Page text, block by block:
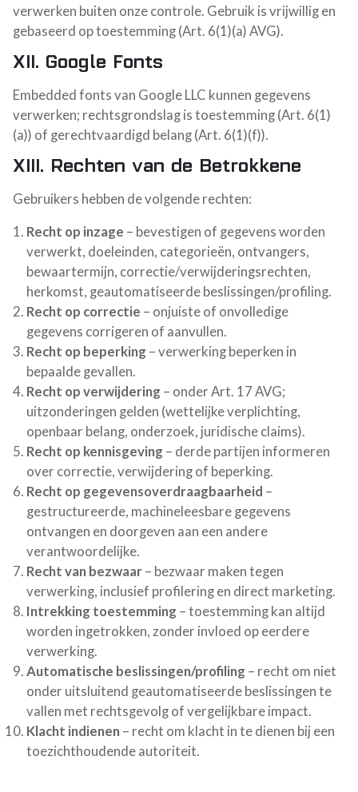
verwerken buiten onze controle. Gebruik is vrijwillig en
gebaseerd op toestemming (Art. 6(1)(a) AVG).
XII. Google Fonts
Embedded fonts van Google LLC kunnen gegevens
verwerken; rechtsgrondslag is toestemming (Art. 6(1)
(a)) of gerechtvaardigd belang (Art. 6(1)(f)).
XIII. Rechten van de Betrokkene
Gebruikers hebben de volgende rechten:
Recht op inzage – bevestigen of gegevens worden
verwerkt, doeleinden, categorieën, ontvangers,
bewaartermijn, correctie/verwijderingsrechten,
herkomst, geautomatiseerde beslissingen/profiling.
Recht op correctie – onjuiste of onvolledige
gegevens corrigeren of aanvullen.
Recht op beperking – verwerking beperken in
bepaalde gevallen.
Recht op verwijdering – onder Art. 17 AVG;
uitzonderingen gelden (wettelijke verplichting,
openbaar belang, onderzoek, juridische claims).
Recht op kennisgeving – derde partijen informeren
over correctie, verwijdering of beperking.
Recht op gegevensoverdraagbaarheid –
gestructureerde, machineleesbare gegevens
ontvangen en doorgeven aan een andere
verantwoordelijke.
Recht van bezwaar– bezwaar maken tegen
verwerking, inclusief profilering en direct marketing.
Intrekking toestemming – toestemming kan altijd
worden ingetrokken, zonder invloed op eerdere
verwerking.
Automatische beslissingen/profiling – recht om niet
onder uitsluitend geautomatiseerde beslissingen te
vallen met rechtsgevolg of vergelijkbare impact.
Klacht indienen – recht om klacht in te dienen bij een
toezichthoudende autoriteit.